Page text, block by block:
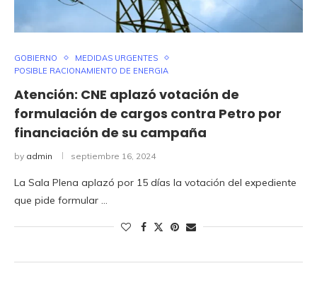
GOBIERNO
MEDIDAS URGENTES
POSIBLE RACIONAMIENTO DE ENERGIA
Atención: CNE aplazó votación de
formulación de cargos contra Petro por
financiación de su campaña
by admin septiembre 16, 2024
La Sala Plena aplazó por 15 días la votación del expediente
que pide formular …